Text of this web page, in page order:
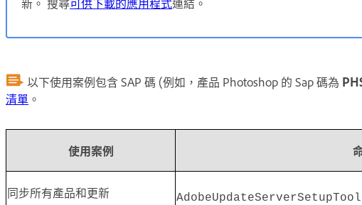
以下使用案例包含 SAP 碼 (例如，產品 Photoshop 的 Sap 碼為
清單 。
使用案例
同步所有產品和更新